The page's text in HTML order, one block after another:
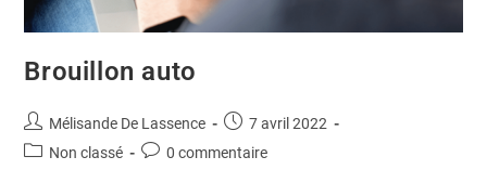
Brouillon auto
Mélisande De Lassence
7 avril 2022
Non classé
0 commentaire